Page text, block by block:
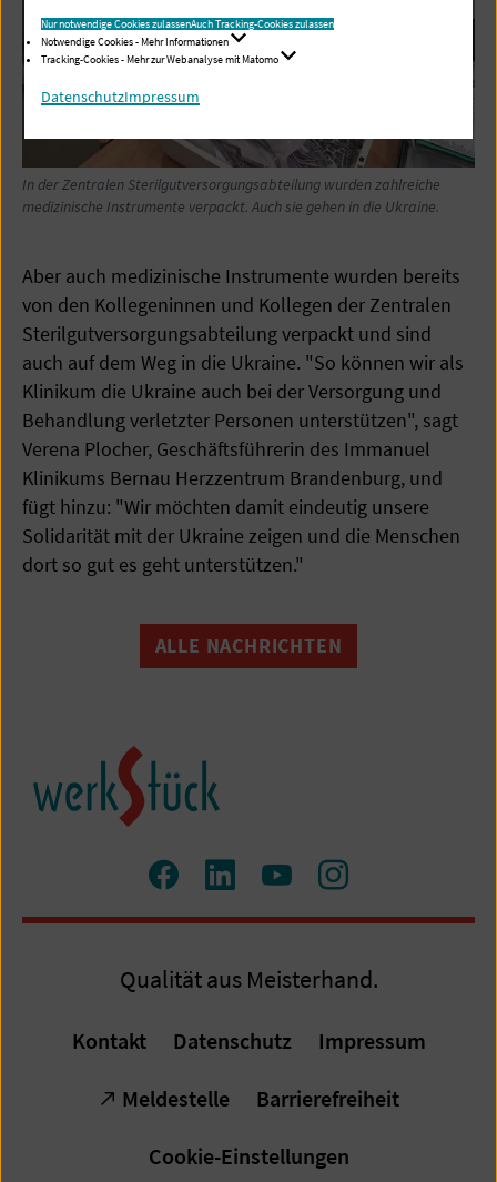
In der Zentralen Sterilgutversorgungsabteilung wurden zahlreiche
medizinische Instrumente verpackt. Auch sie gehen in die Ukraine.
Aber auch medizinische Instrumente wurden bereits
von den Kollegeninnen und Kollegen der Zentralen
Sterilgutversorgungsabteilung verpackt und sind
auch auf dem Weg in die Ukraine. "So können wir als
Klinikum die Ukraine auch bei der Versorgung und
Behandlung verletzter Personen unterstützen", sagt
Verena Plocher, Geschäftsführerin des Immanuel
Klinikums Bernau Herzzentrum Brandenburg, und
fügt hinzu: "Wir möchten damit eindeutig unsere
Solidarität mit der Ukraine zeigen und die Menschen
dort so gut es geht unterstützen."
ALLE NACHRICHTEN
Zum
Facebook
Zum
LinkedIn
Zum
YouTube
Zum
Instagram
Qualität aus Meisterhand.
Kontakt Datenschutz Impressum
Meldestelle Barrierefreiheit
Cookie-Einstellungen
Nur notwendige Cookies zulassenAuch Tracking-Cookies zulassen
Notwendige Cookies - Mehr Informationen
Tracking-Cookies - Mehr zur Webanalyse mit Matomo
DatenschutzImpressum